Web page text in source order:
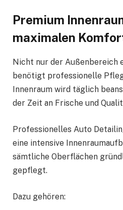
Premium
maximalen
Nicht nur der Außenbereich
benötigt professionelle
Innenraum wird täglich
der Zeit an Frische und
Professionelles Auto
eine intensive
sämtliche Oberflächen
gepflegt.
Dazu gehören: